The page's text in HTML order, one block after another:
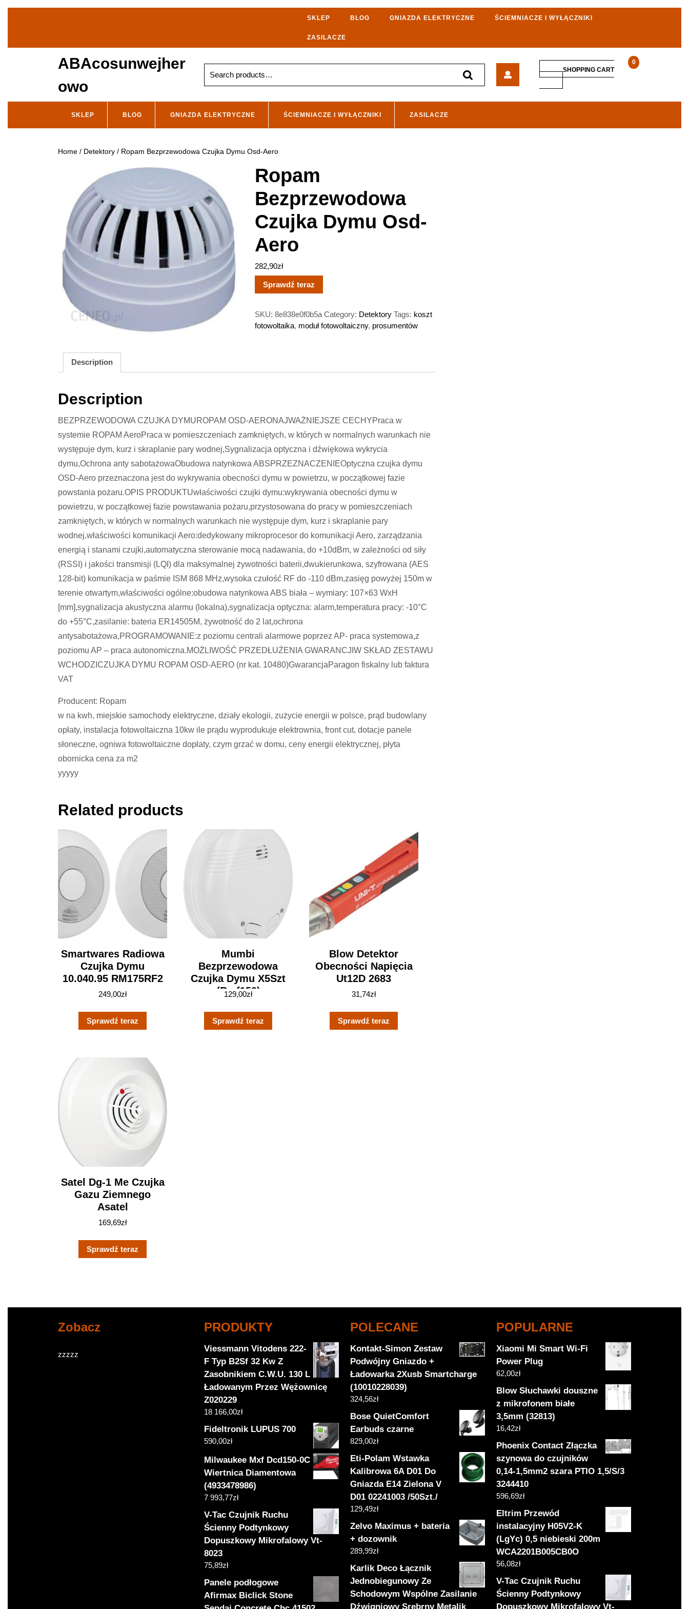
SKLEP BLOG GNIAZDA ELEKTRYCZNE ŚCIEMNIACZE I WYŁĄCZNIKI
ZASILACZE
ABAcosunwejher
owo
for:
Bezprzewodowa
Czujka
Dymu
0
SHOPPING CART
SHOPPING
CART
SKLEP BLOG GNIAZDA ELEKTRYCZNE ŚCIEMNIACZE I WYŁĄCZNIKI ZASILACZE
Home / Detektory / Ropam Bezprzewodowa Czujka Dymu Osd-Aero
Ropam
Bezprzewodowa
Czujka Dymu Osd-
Aero
282,90zł
Sprawdź teraz
SKU: 8e838e0f0b5a Category: Detektory Tags: koszt
fotowoltaika, moduł fotowoltaiczny, prosumentów
Description
Description
BEZPRZEWODOWA CZUJKA DYMUROPAM OSD-AERONAJWAŻNIEJSZE CECHYPraca w
systemie ROPAM AeroPraca w pomieszczeniach zamkniętych, w których w normalnych warunkach nie
występuje dym, kurz i skraplanie pary wodnej,Sygnalizacja optyczna i dźwiękowa wykrycia
dymu,Ochrona anty sabotażowaObudowa natynkowa ABSPRZEZNACZENIEOptyczna czujka dymu
OSD-Aero przeznaczona jest do wykrywania obecności dymu w powietrzu, w początkowej fazie
powstania pożaru.OPIS PRODUKTUwłaściwości czujki dymu:wykrywania obecności dymu w
powietrzu, w początkowej fazie powstawania pożaru,przystosowana do pracy w pomieszczeniach
zamkniętych, w których w normalnych warunkach nie występuje dym, kurz i skraplanie pary
wodnej,właściwości komunikacji Aero:dedykowany mikroprocesor do komunikacji Aero, zarządzania
energią i stanami czujki,automatyczna sterowanie mocą nadawania, do +10dBm, w zależności od siły
(RSSI) i jakości transmisji (LQI) dla maksymalnej żywotności baterii,dwukierunkowa, szyfrowana (AES
128-bit) komunikacja w paśmie ISM 868 MHz,wysoka czułość RF do -110 dBm,zasięg powyżej 150m w
terenie otwartym,właściwości ogólne:obudowa natynkowa ABS biała – wymiary: 107×63 WxH
[mm],sygnalizacja akustyczna alarmu (lokalna),sygnalizacja optyczna: alarm,temperatura pracy: -10°C
do +55°C,zasilanie: bateria ER14505M, żywotność do 2 lat,ochrona
antysabotażowa,PROGRAMOWANIE:z poziomu centrali alarmowe poprzez AP- praca systemowa,z
poziomu AP – praca autonomiczna.MOŻLIWOŚĆ PRZEDŁUŻENIA GWARANCJIW SKŁAD ZESTAWU
WCHODZICZUJKA DYMU ROPAM OSD-AERO (nr kat. 10480)GwarancjaParagon fiskalny lub faktura
VAT
Producent: Ropam
w na kwh, miejskie samochody elektryczne, działy ekologii, zużycie energii w polsce, prąd budowlany
opłaty, instalacja fotowoltaiczna 10kw ile prądu wyprodukuje elektrownia, front cut, dotacje panele
słoneczne, ogniwa fotowoltaiczne dopłaty, czym grzać w domu, ceny energii elektrycznej, płyta
obornicka cena za m2
yyyyy
Related products
Smartwares Radiowa
Czujka Dymu
10.040.95 RM175RF2
249,00zł
Sprawdź teraz
Mumbi
Bezprzewodowa
Czujka Dymu X5Szt
(Rmf150)
129,00zł
Sprawdź teraz
Blow Detektor
Obecności Napięcia
Ut12D 2683
31,74zł
Sprawdź teraz
Satel Dg-1 Me Czujka
Gazu Ziemnego
Asatel
169,69zł
Sprawdź teraz
Zobacz
zzzzz
PRODUKTY
Viessmann Vitodens 222-
F Typ B2Sf 32 Kw Z
Zasobnikiem C.W.U. 130 L
Ładowanym Przez Wężownicę
Z020229
18 166,00zł
Fideltronik LUPUS 700
590,00zł
Milwaukee Mxf Dcd150-0C
Wiertnica Diamentowa
(4933478986)
7 993,77zł
V-Tac Czujnik Ruchu
Ścienny Podtynkowy
Dopuszkowy Mikrofalowy Vt-
8023
75,89zł
Panele podłogowe
Afirmax Biclick Stone
POLECANE
Kontakt-Simon Zestaw
Podwójny Gniazdo +
Ładowarka 2Xusb Smartcharge
(10010228039)
324,56zł
Bose QuietComfort
Earbuds czarne
829,00zł
Eti-Polam Wstawka
Kalibrowa 6A D01 Do
Gniazda E14 Zielona V
D01 02241003 /50Szt./
129,49zł
Zelvo Maximus + bateria
+ dozownik
289,99zł
Karlik Deco Łącznik
Jednobiegunowy Ze
Schodowym Wspólne Zasilanie
Dźwigniowy Srebrny Metalik
POPULARNE
Xiaomi Mi Smart Wi-Fi
Power Plug
62,00zł
Blow Słuchawki douszne
z mikrofonem białe
3,5mm (32813)
16,42zł
Phoenix Contact Złączka
szynowa do czujników
0,14-1,5mm2 szara PTIO 1,5/S/3
3244410
596,69zł
Eltrim Przewód
instalacyjny H05V2-K
(LgYc) 0,5 niebieski 200m
WCA2201B005CB0O
56,08zł
V-Tac Czujnik Ruchu
Ścienny Podtynkowy
Dopuszkowy Mikrofalowy Vt-